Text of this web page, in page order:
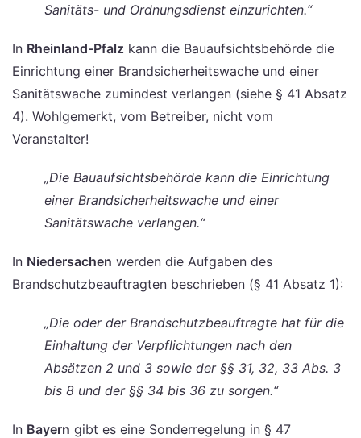
Sanitäts- und Ordnungsdienst einzurichten.“
In Rheinland-Pfalz kann die Bauaufsichtsbehörde die
Einrichtung einer Brandsicherheitswache und einer
Sanitätswache zumindest verlangen (siehe § 41 Absatz
4). Wohlgemerkt, vom Betreiber, nicht vom
Veranstalter!
„Die Bauaufsichtsbehörde kann die Einrichtung
einer Brandsicherheitswache und einer
Sanitätswache verlangen.“
In Niedersachen werden die Aufgaben des
Brandschutzbeauftragten beschrieben (§ 41 Absatz 1):
„Die oder der Brandschutzbeauftragte hat für die
Einhaltung der Verpflichtungen nach den
Absätzen 2 und 3 sowie der §§ 31, 32, 33 Abs. 3
bis 8 und der §§ 34 bis 36 zu sorgen.“
In Bayern gibt es eine Sonderregelung in § 47